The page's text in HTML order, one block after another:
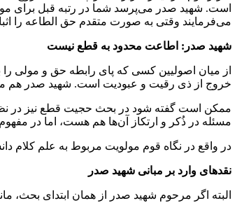
است. شهید صدر می‌پرسد شما در رتبه قبل برای
می‌فرمایند وقتی به صورت متقدم حق الطاعه را
شهید صدر: اطاعت محدود به قطع نیست
از میان اصولیین کسی که پای رابطه حق و مولی
خروج از ذی رقیت و عبودیت است. شهید صدر هم
ممکن است گفته شود در بحث حجیت قطع نیز در نظر
مسئله در ذُکر و ارتکاز آن‌ها هم هست، اما در
در واقع در نگاه قوم مولویت مربوط به علم کلام
نقدهای وارد بر مبانی شهید صدر
البته اگر مرحوم شهید صدر از همان ابتدای